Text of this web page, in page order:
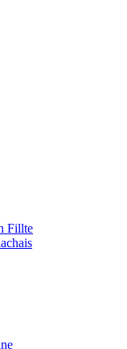
Fillte